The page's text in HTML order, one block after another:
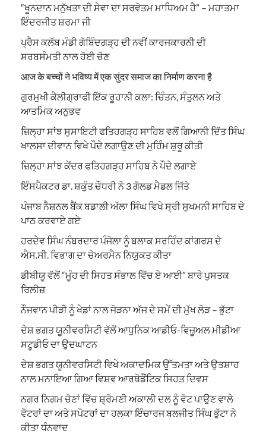
“ਖੂਨਦਾਨ ਮਨੁੱਖਤਾ ਦੀ ਸੇਵਾ ਦਾ ਸਰਵੋਤਮ ਮਾਧਿਅਮ ਹੈ” – ਮਹਾਤਮਾ
ਇੰਦਰਜੀਤ ਸ਼ਰਮਾ ਜੀ
ਪ੍ਰੈਸ ਕਲੱਬ ਮੰਡੀ ਗੋਬਿੰਦਗੜ੍ਹ ਦੀ ਨਵੀਂ ਕਾਰਜਕਾਰਨੀ ਦੀ
ਸਰਬਸੰਮਤੀ ਨਾਲ ਹੋਈ ਚੋਣ
आज के बच्चों ने भविष्य में एक सुंदर समाज का निर्माण करना है
ਗੁਰਮੁਖੀ ਕੈਲੀਗ੍ਰਾਫੀ ਇੱਕ ਰੂਹਾਨੀ ਕਲਾ: ਚਿੰਤਨ, ਸੰਤੁਲਨ ਅਤੇ
ਆਤਮਿਕ ਅਨੁਭਵ
ਜ਼ਿਲ੍ਹਾ ਸਾਂਝ ਸੁਸਾਇਟੀ ਫਤਿਹਗੜ੍ਹ ਸਾਹਿਬ ਵਲੋਂ ਗਿਆਨੀ ਦਿੱਤ ਸਿੰਘ
ਖਾਲਸਾ ਦੀਵਾਨ ਵਿਖੇ ਪੌਦੇ ਲਗਾਉਣ ਦੀ ਮੁਹਿੰਮ ਸ਼ੁਰੂ ਕੀਤੀ
ਜ਼ਿਲ੍ਹਾ ਸਾਂਝ ਕੇਂਦਰ ਫਤਿਹਗੜ੍ਹ ਸਾਹਿਬ ਨੇ ਪੌਦੇ ਲਗਾਏ
ਇੰਸਪੈਕਟਰ ਡਾ. ਸ਼ਕੁੰਤ ਚੌਧਰੀ ਨੇ 3 ਗੋਲਡ ਮੈਡਲ ਜਿੱਤੇ
ਪੰਜਾਬ ਨੈਸ਼ਨਲ ਬੈਂਕ ਬਡਾਲੀ ਅੱਲਾ ਸਿੰਘ ਵਿਖੇ ਸ੍ਰੀ ਸੁਖਮਨੀ ਸਾਹਿਬ ਦੇ
ਪਾਠ ਕਰਵਾਏ ਗਏ
ਹਰਦੇਵ ਸਿੰਘ ਨੰਬਰਦਾਰ ਪੰਜੋਲਾ ਨੂੰ ਬਲਾਕ ਸਰਹਿੰਦ ਕਾਂਗਰਸ ਦੇ
ਐਸ.ਸੀ. ਵਿਭਾਗ ਦਾ ਚੇਅਰਮੈਨ ਨਿਯੁਕਤ ਕੀਤਾ
ਡੀਬੀਯੂ ਵੱਲੋਂ “ਮੂੰਹ ਦੀ ਸਿਹਤ ਸੰਭਾਲ ਵਿੱਚ ਏ ਆਈ” ਬਾਰੇ ਪੁਸਤਕ
ਰਿਲੀਜ਼
ਨੌਜਵਾਨ ਪੀੜੀ ਨੂੰ ਖੇਡਾਂ ਨਾਲ ਜੋੜਨਾ ਅੱਜ ਦੇ ਸਮੇਂ ਦੀ ਮੁੱਖ ਲੋੜ – ਭੁੱਟਾ
ਦੇਸ਼ ਭਗਤ ਯੂਨੀਵਰਸਿਟੀ ਵੱਲੋਂ ਆਧੁਨਿਕ ਆਡੀਓ-ਵਿਜ਼ੂਅਲ ਮੀਡੀਆ
ਸਟੂਡੀਓ ਦਾ ਉਦਘਾਟਨ
ਦੇਸ਼ ਭਗਤ ਯੂਨੀਵਰਸਿਟੀ ਵਿਖੇ ਅਕਾਦਮਿਕ ਉੱਤਮਤਾ ਅਤੇ ਉਤਸ਼ਾਹ
ਨਾਲ ਮਨਾਇਆ ਗਿਆ ਵਿਸ਼ਵ ਆਰਥੋਡੌਂਟਿਕ ਸਿਹਤ ਦਿਵਸ
ਨਗਰ ਨਿਗਮ ਚੋਣਾਂ ਵਿੱਚ ਸ਼੍ਰੋਮਣੀ ਅਕਾਲੀ ਦਲ ਨੂੰ ਵੋਟ ਪਾਉਣ ਵਾਲੇ
ਵੋਟਰਾਂ ਦਾ ਅਤੇ ਸਪੋਟਰਾਂ ਦਾ ਹਲਕਾ ਇੰਚਾਰਜ ਬਲਜੀਤ ਸਿੰਘ ਭੁੱਟਾ ਨੇ
ਕੀਤਾ ਧੰਨਵਾਦ